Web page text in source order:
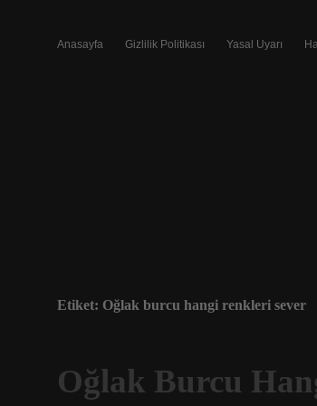
Anasayfa Gizlilik Politikası Yasal Uyarı
Etiket: Oğlak burcu hangi renkleri sever
Oğlak Burcu